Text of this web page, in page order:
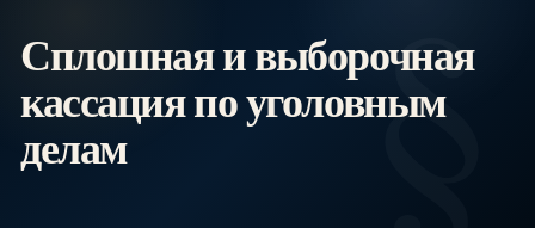
Сплошная и выборочная
кассация по уголовным
делам